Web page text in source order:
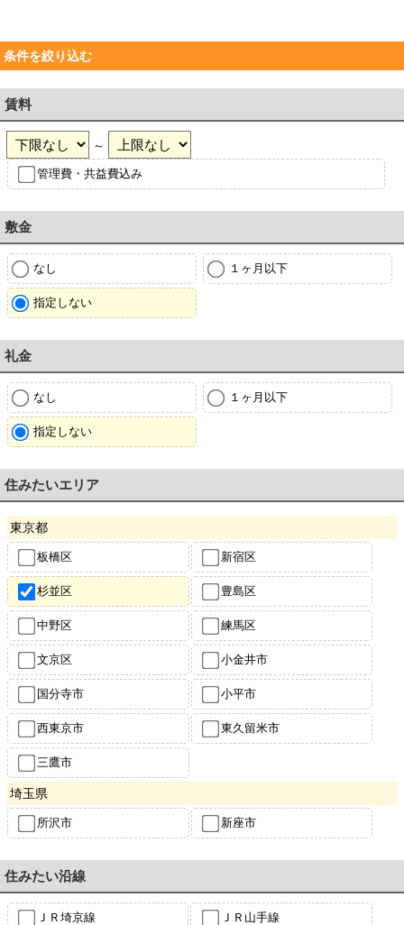
条件を絞り込む
賃料
～
管理費・共益費込み
敷金
なし １ヶ月以下
指定しない
礼金
なし １ヶ月以下
指定しない
住みたいエリア
東京都
板橋区 新宿区
杉並区 豊島区
中野区 練馬区
文京区 小金井市
国分寺市 小平市
西東京市 東久留米市
三鷹市
埼玉県
所沢市 新座市
住みたい沿線
ＪＲ埼京線 ＪＲ山手線